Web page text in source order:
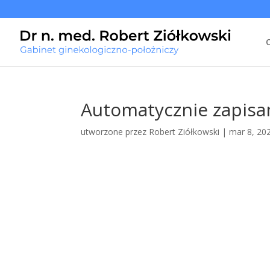
Automatycznie
utworzone przez Robert Ziółkowski |mar 8,